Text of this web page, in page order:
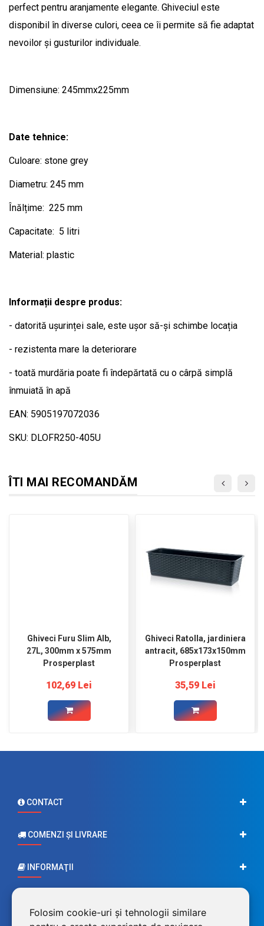
Folosim cookie-uri și tehnologii similare
perfect pentru aranjamente elegante. Ghiveciul este
disponibil în diverse culori, ceea ce îi permite să fie adaptat
nevoilor și gusturilor individuale.
Dimensiune: 245mmx225mm
Date tehnice:
Culoare: stone grey
Diametru: 245 mm
Înălțime: 225 mm
Capacitate: 5 litri
Material: plastic
Informații despre produs:
- datorită ușurinței sale, este ușor să-și schimbe locația
- rezistenta mare la deteriorare
- toată murdăria poate fi îndepărtată cu o cârpă simplă
înmuiată în apă
EAN: 5905197072036
SKU: DLOFR250-405U
ÎTI MAI RECOMANDĂM
Ghiveci Furu Slim Alb,
27L, 300mm x 575mm
Prosperplast
102,69 Lei
Ghiveci Ratolla, jardiniera
antracit, 685x173x150mm
Prosperplast
35,59 Lei
CONTACT
COMENZI ŞI LIVRARE
INFORMAŢII